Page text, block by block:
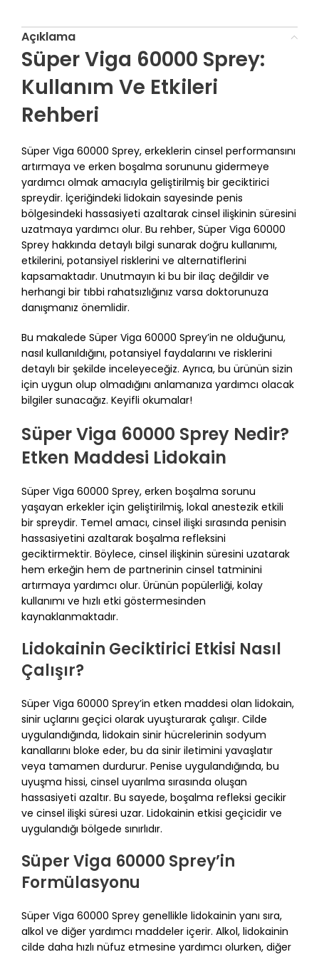
Açıklama
Süper Viga 60000 Sprey:
Kullanım Ve Etkileri
Rehberi
Süper Viga 60000 Sprey, erkeklerin cinsel performansını
artırmaya ve erken boşalma sorununu gidermeye
yardımcı olmak amacıyla geliştirilmiş bir geciktirici
spreydir. İçeriğindeki lidokain sayesinde penis
bölgesindeki hassasiyeti azaltarak cinsel ilişkinin süresini
uzatmaya yardımcı olur. Bu rehber, Süper Viga 60000
Sprey hakkında detaylı bilgi sunarak doğru kullanımı,
etkilerini, potansiyel risklerini ve alternatiflerini
kapsamaktadır. Unutmayın ki bu bir ilaç değildir ve
herhangi bir tıbbi rahatsızlığınız varsa doktorunuza
danışmanız önemlidir.
Bu makalede Süper Viga 60000 Sprey’in ne olduğunu,
nasıl kullanıldığını, potansiyel faydalarını ve risklerini
detaylı bir şekilde inceleyeceğiz. Ayrıca, bu ürünün sizin
için uygun olup olmadığını anlamanıza yardımcı olacak
bilgiler sunacağız. Keyifli okumalar!
Süper Viga 60000 Sprey Nedir?
Etken Maddesi Lidokain
Süper Viga 60000 Sprey, erken boşalma sorunu
yaşayan erkekler için geliştirilmiş, lokal anestezik etkili
bir spreydir. Temel amacı, cinsel ilişki sırasında penisin
hassasiyetini azaltarak boşalma refleksini
geciktirmektir. Böylece, cinsel ilişkinin süresini uzatarak
hem erkeğin hem de partnerinin cinsel tatminini
artırmaya yardımcı olur. Ürünün popülerliği, kolay
kullanımı ve hızlı etki göstermesinden
kaynaklanmaktadır.
Lidokainin Geciktirici Etkisi Nasıl
Çalışır?
Süper Viga 60000 Sprey’in etken maddesi olan lidokain,
sinir uçlarını geçici olarak uyuşturarak çalışır. Cilde
uygulandığında, lidokain sinir hücrelerinin sodyum
kanallarını bloke eder, bu da sinir iletimini yavaşlatır
veya tamamen durdurur. Penise uygulandığında, bu
uyuşma hissi, cinsel uyarılma sırasında oluşan
hassasiyeti azaltır. Bu sayede, boşalma refleksi gecikir
ve cinsel ilişki süresi uzar. Lidokainin etkisi geçicidir ve
uygulandığı bölgede sınırlıdır.
Süper Viga 60000 Sprey’in
Formülasyonu
Süper Viga 60000 Sprey genellikle lidokainin yanı sıra,
alkol ve diğer yardımcı maddeler içerir. Alkol, lidokainin
cilde daha hızlı nüfuz etmesine yardımcı olurken, diğer